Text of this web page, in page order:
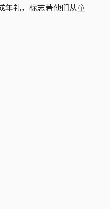
年礼，标志著他们从童